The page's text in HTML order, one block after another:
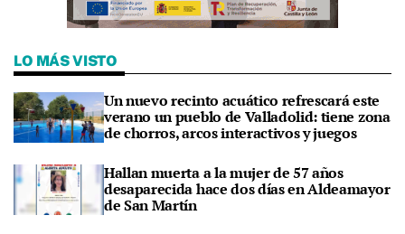
LO MÁS VISTO
Un nuevo recinto acuático refrescará este
verano un pueblo de Valladolid: tiene zona
de chorros, arcos interactivos y juegos
Hallan muerta a la mujer de 57 años
desaparecida hace dos días en Aldeamayor
de San Martín